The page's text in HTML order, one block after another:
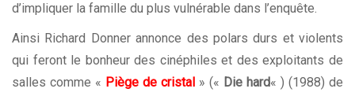
d’impliquer la famille du plus vulnérable dans l’enquête.
Ainsi Richard Donner annonce des polars durs et violents
qui feront le bonheur des cinéphiles et des exploitants de
salles comme « Piège de cristal » (« Die hard« ) (1988) de